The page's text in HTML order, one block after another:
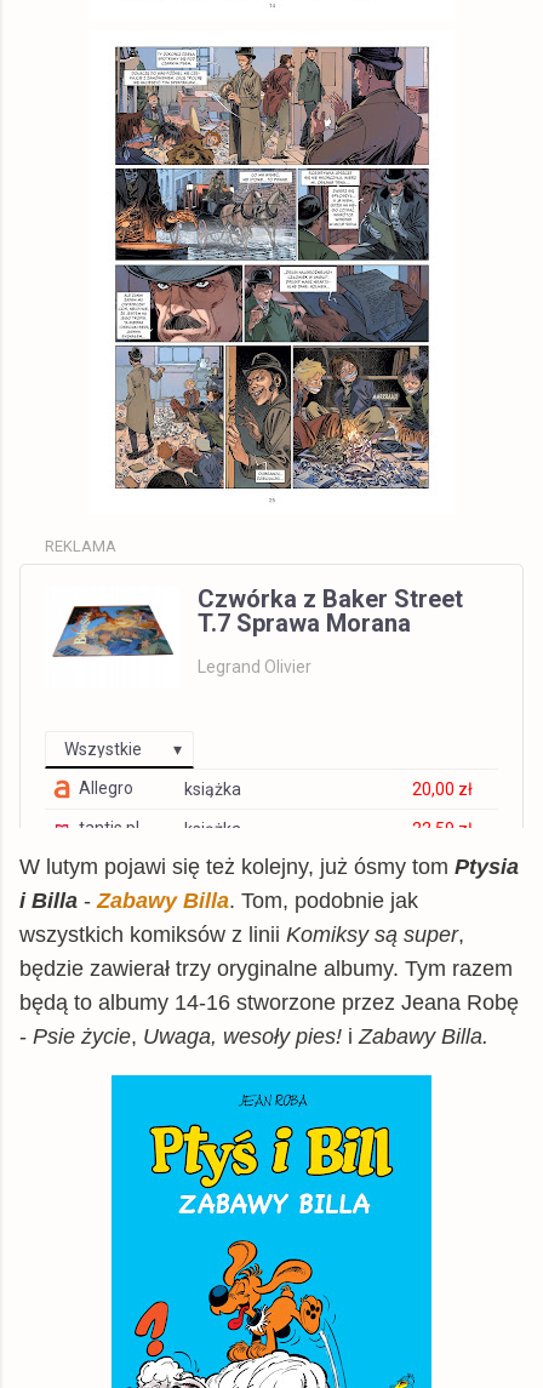
REKLAMA
Czwórka z Baker Street
T.7 Sprawa Morana
Legrand Olivier
Wszystkie
Allegro
książka
20,00 zł
tantis.pl
książka
22,59 zł
Matras.pl
książka
22,69 zł
gildia.pl
książka
24,49 zł
chodnikliteracki.pl
książka
24,69 zł
swiatksiazki.pl
książka
26,00 zł
książka
Gandalf.com.pl
książka
książka
książka
booktime.pl
książka
książka
W lutym pojawi się też kolejny, już ósmy tom Ptysia
i Billa -Zabawy Billa. Tom, podobnie jak
wszystkich komiksów z linii Komiksy są super,
będzie zawierał trzy oryginalne albumy. Tym razem
będą to albumy 14-16 stworzone przez Jeana Robę
- Psie życie, Uwaga, wesoły pies! iZabawy Billa.